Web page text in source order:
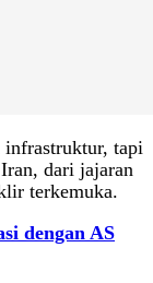
infrastruktur, tapi
dari jajaran
terkemuka.
dengan AS